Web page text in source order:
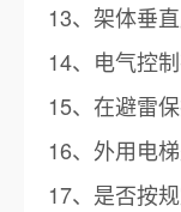
13、架体垂
14、电气控
15、在避雷
16、外用电
17、是否按